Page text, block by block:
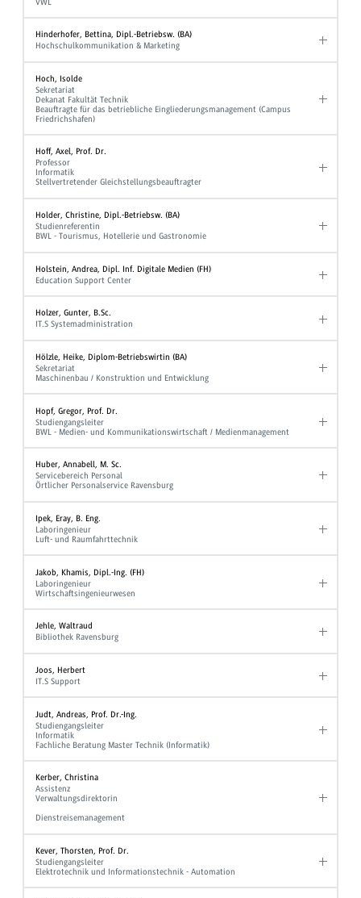
Hinderhofer, Bettina, Dipl.-Betriebsw. (BA)
Hochschulkommunikation & Marketing
Hoch, Isolde
Sekretariat
Dekanat Fakultät Technik
Beauftragte für das betriebliche Eingliederungsmanagement (Campus
Friedrichshafen)
Hoff, Axel, Prof. Dr.
Professor
Informatik
Stellvertretender Gleichstellungsbeauftragter
Holder, Christine, Dipl.-Betriebsw. (BA)
Studienreferentin
BWL - Tourismus, Hotellerie und Gastronomie
Holstein, Andrea, Dipl. Inf. Digitale Medien (FH)
Education Support Center
Holzer, Gunter, B.Sc.
IT.S Systemadministration
Hölzle, Heike, Diplom-Betriebswirtin (BA)
Sekretariat
Maschinenbau / Konstruktion und Entwicklung
Hopf, Gregor, Prof. Dr.
Studiengangsleiter
BWL - Medien- und Kommunikationswirtschaft / Medienmanagement
Huber, Annabell, M. Sc.
Servicebereich Personal
Örtlicher Personalservice Ravensburg
Ipek, Eray, B. Eng.
Laboringenieur
Luft- und Raumfahrttechnik
Jakob, Khamis, Dipl.-Ing. (FH)
Laboringenieur
Wirtschaftsingenieurwesen
Jehle, Waltraud
Bibliothek Ravensburg
Joos, Herbert
IT.S Support
Judt, Andreas, Prof. Dr.-Ing.
Studiengangsleiter
Informatik
Fachliche Beratung Master Technik (Informatik)
Kerber, Christina
Assistenz
Verwaltungsdirektorin
Dienstreisemanagement
Kever, Thorsten, Prof. Dr.
Studiengangsleiter
Elektrotechnik und Informationstechnik - Automation